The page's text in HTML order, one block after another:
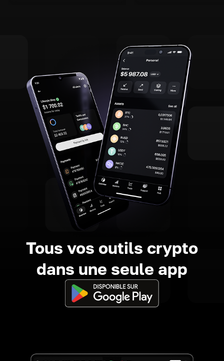
Tous vos outils crypto
dans une seule app